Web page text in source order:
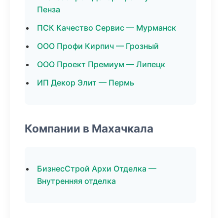
Пенза
ПСК Качество Сервис — Мурманск
ООО Профи Кирпич — Грозный
ООО Проект Премиум — Липецк
ИП Декор Элит — Пермь
Компании в Махачкала
БизнесСтрой Архи Отделка —
Внутренняя отделка